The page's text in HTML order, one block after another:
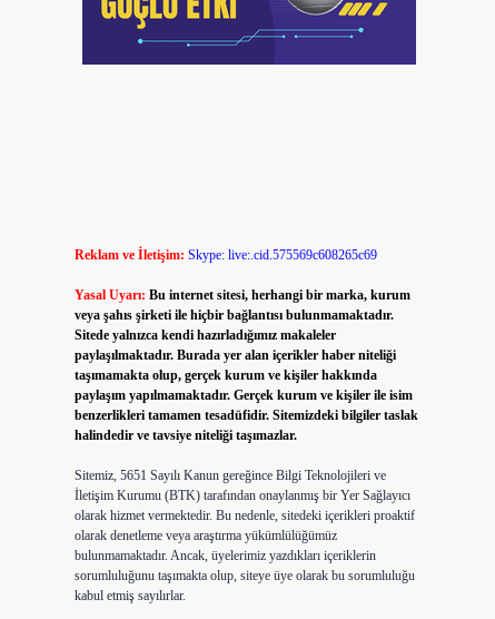
Reklam ve İletişim: Skype: live:.cid.575569c608265c69
Yasal Uyarı: Bu internet sitesi, herhangi bir marka, kurum
veya şahıs şirketi ile hiçbir bağlantısı bulunmamaktadır.
Sitede yalnızca kendi hazırladığımız makaleler
paylaşılmaktadır. Burada yer alan içerikler haber niteliği
taşımamakta olup, gerçek kurum ve kişiler hakkında
paylaşım yapılmamaktadır. Gerçek kurum ve kişiler ile isim
benzerlikleri tamamen tesadüfidir. Sitemizdeki bilgiler taslak
halindedir ve tavsiye niteliği taşımazlar.
Sitemiz, 5651 Sayılı Kanun gereğince Bilgi Teknolojileri ve
İletişim Kurumu (BTK) tarafından onaylanmış bir Yer Sağlayıcı
olarak hizmet vermektedir. Bu nedenle, sitedeki içerikleri proaktif
olarak denetleme veya araştırma yükümlülüğümüz
bulunmamaktadır. Ancak, üyelerimiz yazdıkları içeriklerin
sorumluluğunu taşımakta olup, siteye üye olarak bu sorumluluğu
kabul etmiş sayılırlar.